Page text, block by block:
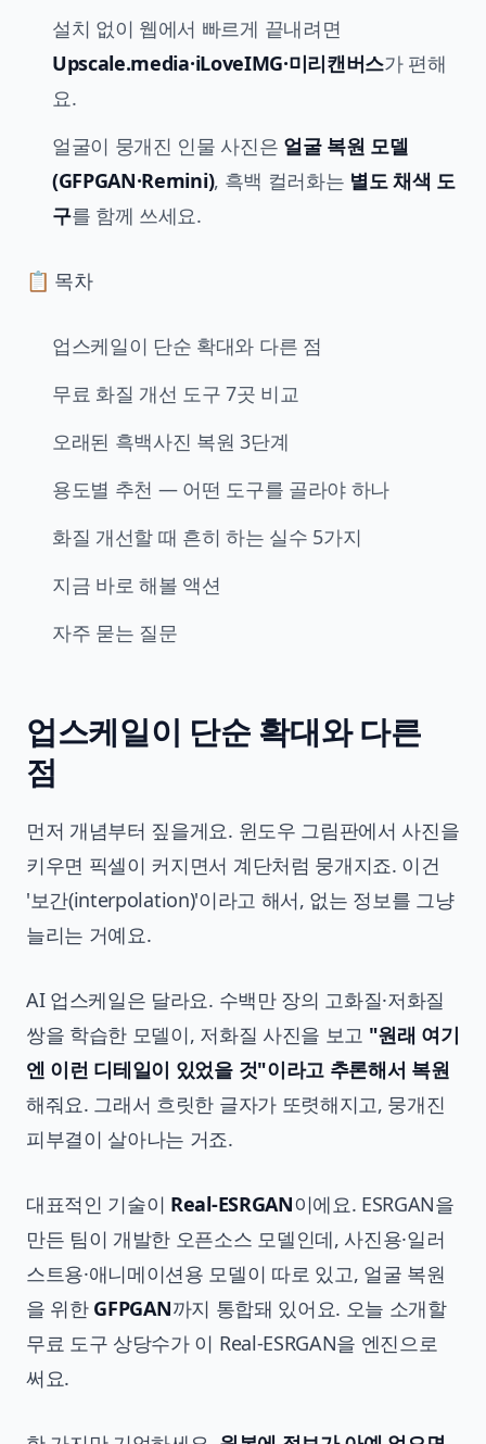
설치 없이 웹에서 빠르게 끝내려면
Upscale.media·iLoveIMG·미리캔버스가 편해
요.
얼굴이 뭉개진 인물 사진은 얼굴 복원 모델
(GFPGAN·Remini), 흑백 컬러화는 별도 채색 도
구를 함께 쓰세요.
📋 목차
업스케일이 단순 확대와 다른 점
무료 화질 개선 도구 7곳 비교
오래된 흑백사진 복원 3단계
용도별 추천 — 어떤 도구를 골라야 하나
화질 개선할 때 흔히 하는 실수 5가지
지금 바로 해볼 액션
자주 묻는 질문
업스케일이 단순 확대와 다른
점
먼저 개념부터 짚을게요. 윈도우 그림판에서 사진을
키우면 픽셀이 커지면서 계단처럼 뭉개지죠. 이건
'보간(interpolation)'이라고 해서, 없는 정보를 그냥
늘리는 거예요.
AI 업스케일은 달라요. 수백만 장의 고화질·저화질
쌍을 학습한 모델이, 저화질 사진을 보고 "원래 여기
엔 이런 디테일이 있었을 것"이라고 추론해서 복원
해줘요. 그래서 흐릿한 글자가 또렷해지고, 뭉개진
피부결이 살아나는 거죠.
대표적인 기술이 Real-ESRGAN이에요. ESRGAN을
만든 팀이 개발한 오픈소스 모델인데, 사진용·일러
스트용·애니메이션용 모델이 따로 있고, 얼굴 복원
을 위한 GFPGAN까지 통합돼 있어요. 오늘 소개할
무료 도구 상당수가 이 Real-ESRGAN을 엔진으로
써요.